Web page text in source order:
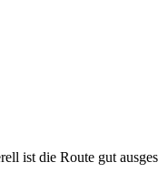
ist die Route gut